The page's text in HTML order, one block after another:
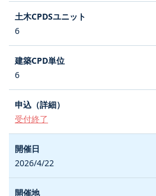
6
6
受付終了
2026/4/22